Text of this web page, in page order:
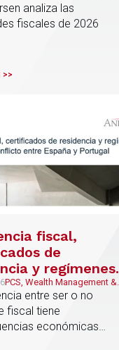
analiza las
fiscales de 2026
>>
fiscal,
de
y regímenes
el conflicto
y Portugal
PCS, Wealth Management &
Family Business
entre ser o no
fiscal tiene
económicas